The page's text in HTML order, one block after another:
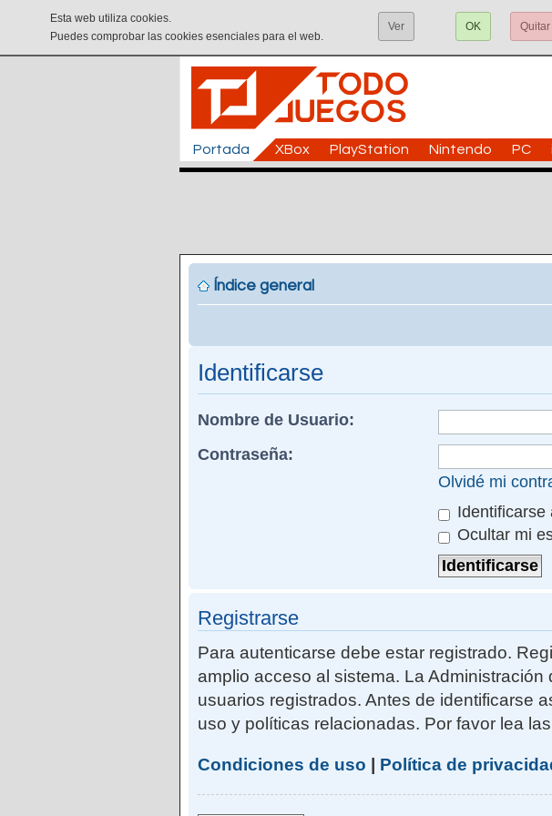
Esta web utiliza cookies.
Puedes comprobar las cookies esenciales para el web.
Ver OK Quitar
Portada XBox PlayStation Nintendo PC
Índice general
Identificarse
Nombre de Usuario:
Contraseña:
Olvidé mi
Identificarse
Ocultar mi
Registrarse
Para autenticarse debe estar registrado.
amplio acceso al sistema. La
usuarios registrados. Antes de identificarse
uso y políticas relacionadas. Por favor lea
Condiciones de uso Política de